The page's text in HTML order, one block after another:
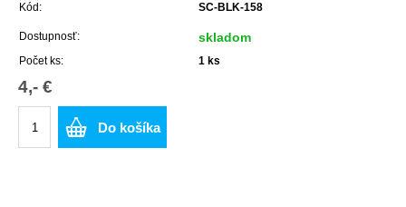
Kód: SC-BLK-158
Dostupnosť: skladom
Počet ks: 1 ks
4,- €
Do košíka